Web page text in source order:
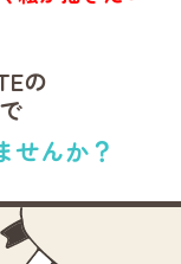
の
せんか？